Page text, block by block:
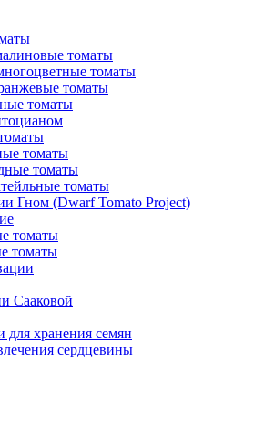
томаты
томаты
томаты
томаты
томаты
томаты
томаты
Гном (Dwarf Tomato Project)
томаты
томаты
Сааковой
для хранения семян
сердцевины